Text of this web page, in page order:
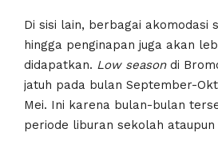
Di sisi lain, berbagai akomodasi
hingga penginapan juga akan
didapatkan. Low season di
jatuh pada bulan September-
Mei. Ini karena bulan-bulan
periode liburan sekolah ataupun